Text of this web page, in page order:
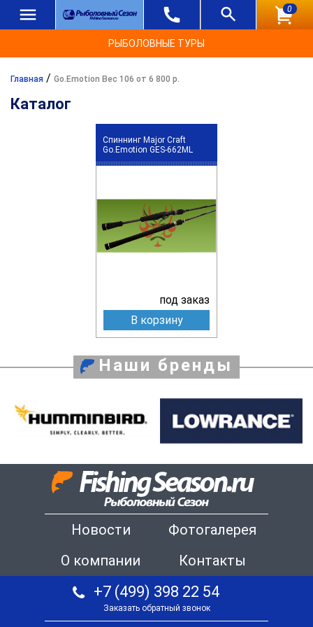
0
РЫБОЛОВНЫЕ ТУРЫ
Главная / Go.Emotion Вес 106 от 6 800 р.
Каталог
Спиннинг Major Craft
Go.Emotion GES-662ML
под заказ
В корзину
Наши бренды
Новости
Фотогалерея
О компании
Контакты
+7 (499) 398 22 54
Заказать обратный звонок